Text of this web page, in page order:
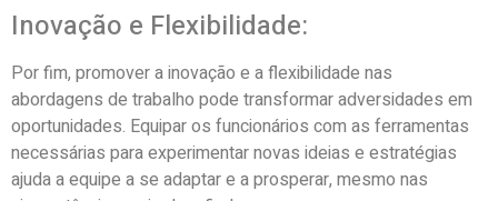
Inovação e Flexibilidade:
Por fim, promover a inovação e a flexibilidade nas
abordagens de trabalho pode transformar adversidades em
oportunidades. Equipar os funcionários com as ferramentas
necessárias para experimentar novas ideias e estratégias
ajuda a equipe a se adaptar e a prosperar, mesmo nas